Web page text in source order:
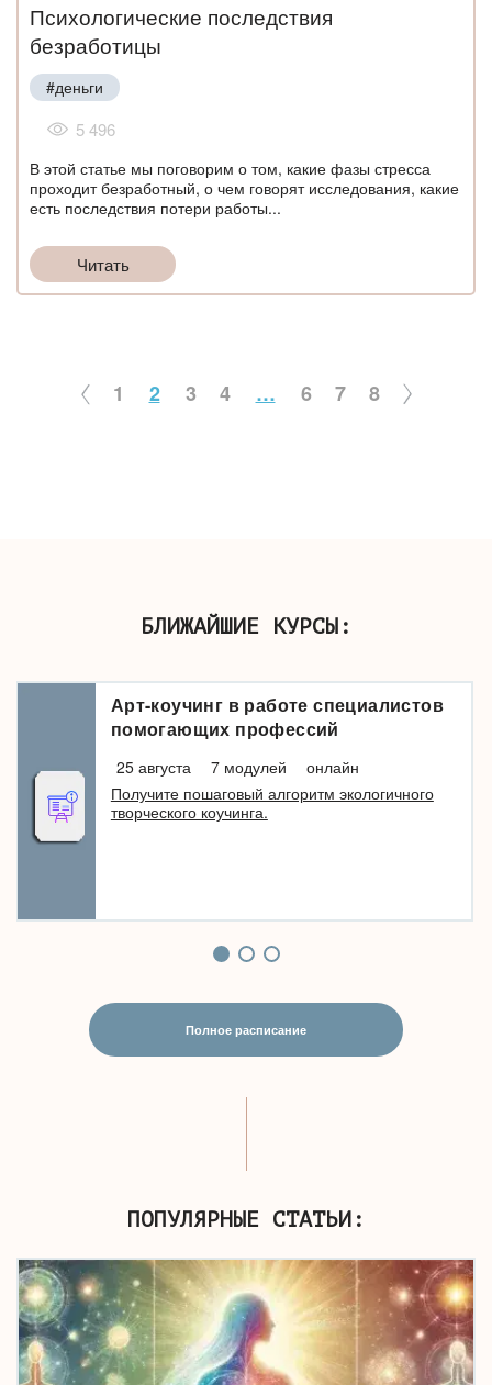
Психологические последствия
безработицы
#деньги
5 496
В этой статье мы поговорим о том, какие фазы стресса
проходит безработный, о чем говорят исследования, какие
есть последствия потери работы...
Читать
1 2 3 4 … 6 7 8
БЛИЖАЙШИЕ КУРСЫ:
Арт-коучинг в работе специалистов
помогающих профессий
25 августа 7 модулей
онлайн
Получите пошаговый алгоритм экологичного
творческого коучинга.
Полное расписание
ПОПУЛЯРНЫЕ СТАТЬИ: